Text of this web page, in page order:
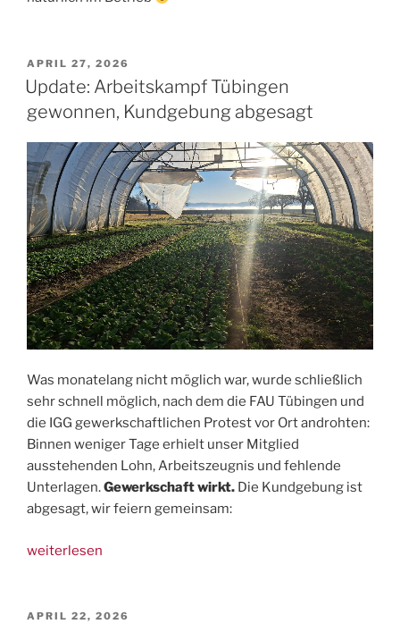
VERÖFFENTLICHT
AM
APRIL 27, 2026
Update: Arbeitskampf Tübingen
gewonnen, Kundgebung abgesagt
Was monatelang nicht möglich war, wurde schließlich
sehr schnell möglich, nach dem die FAU Tübingen und
die IGG gewerkschaftlichen Protest vor Ort androhten:
Binnen weniger Tage erhielt unser Mitglied
ausstehenden Lohn, Arbeitszeugnis und fehlende
Unterlagen.Gewerkschaft wirkt. Die Kundgebung ist
abgesagt, wir feiern gemeinsam:
„Update:
gewonnen,
weiterlesen
VERÖFFENTLICHT
APRIL 22, 2026